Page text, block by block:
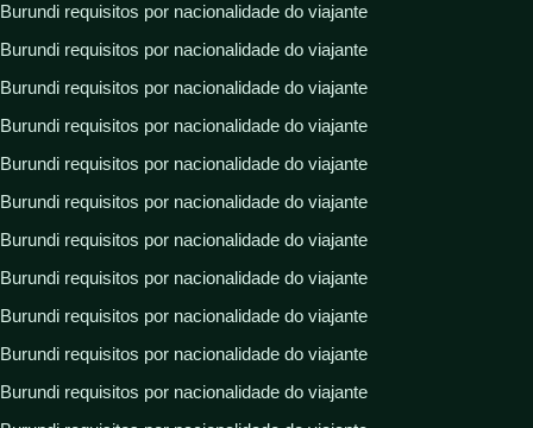
Burundi requisitos por nacionalidade do viajante
Burundi requisitos por nacionalidade do viajante
Burundi requisitos por nacionalidade do viajante
Burundi requisitos por nacionalidade do viajante
Burundi requisitos por nacionalidade do viajante
Burundi requisitos por nacionalidade do viajante
Burundi requisitos por nacionalidade do viajante
Burundi requisitos por nacionalidade do viajante
Burundi requisitos por nacionalidade do viajante
Burundi requisitos por nacionalidade do viajante
Burundi requisitos por nacionalidade do viajante